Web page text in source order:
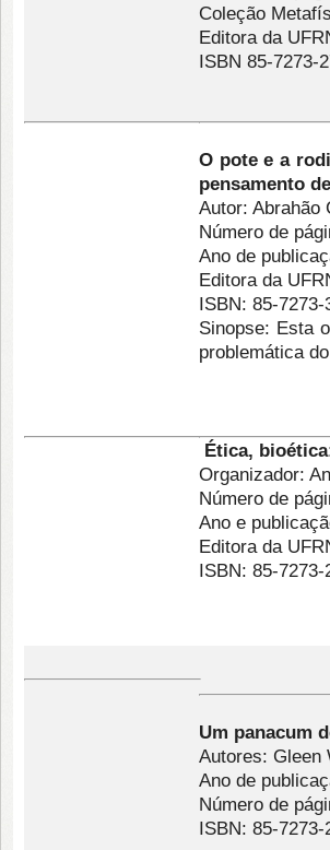
Coleção
Editora da
ISBN 85-7273-
O pote e a
pensamento
Autor: Abrahão
Número de
Ano de
Editora da
ISBN: 85-7273-
Sinopse: Esta
problemática
Ética,
Organizador:
Número de
Ano e
Editora da
ISBN: 85-7273-
Um panacum
Autores: Gleen
Ano de
Número de
ISBN: 85-7273-